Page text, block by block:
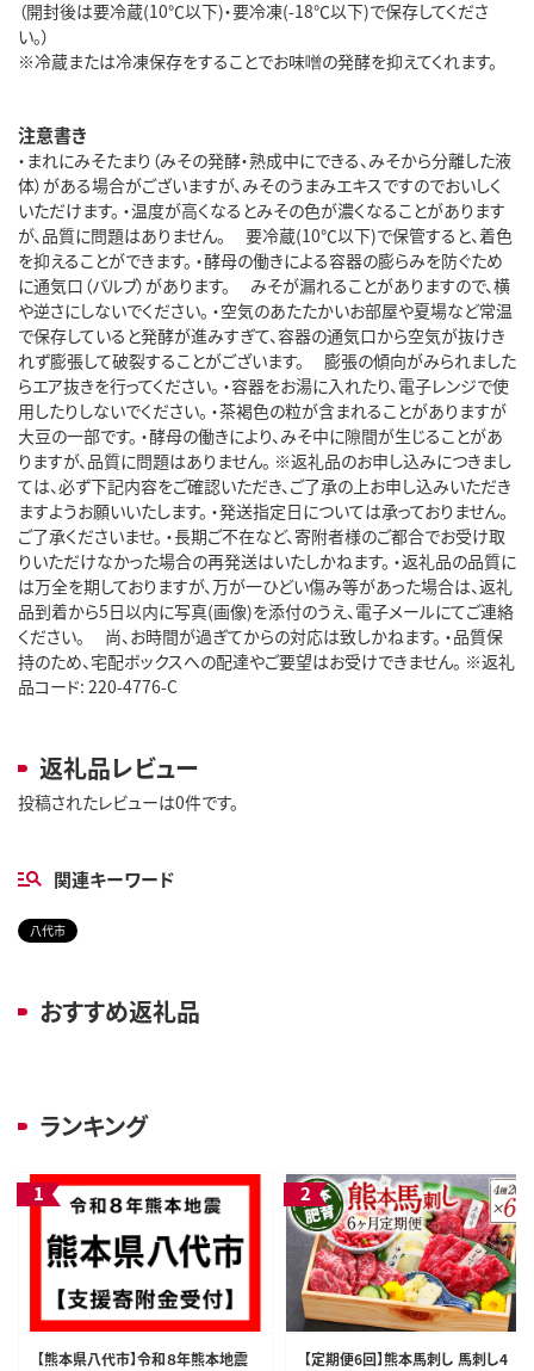
（開封後は要冷蔵(10℃以下)・要冷凍(-18℃以下)で保存してくださ
い。）
※冷蔵または冷凍保存をすることでお味噌の発酵を抑えてくれます。
注意書き
・まれにみそたまり（みその発酵・熟成中にできる、みそから分離した液
体）がある場合がございますが、みそのうまみエキスですのでおいしく
いただけます。 ・温度が高くなるとみその色が濃くなることがあります
が、品質に問題はありません。 要冷蔵(10℃以下)で保管すると、着色
を抑えることができます。 ・酵母の働きによる容器の膨らみを防ぐため
に通気口（バルブ）があります。 みそが漏れることがありますので、横
や逆さにしないでください。 ・空気のあたたかいお部屋や夏場など常温
で保存していると発酵が進みすぎて、容器の通気口から空気が抜けき
れず膨張して破裂することがございます。 膨張の傾向がみられました
らエア抜きを行ってください。 ・容器をお湯に入れたり、電子レンジで使
用したりしないでください。 ・茶褐色の粒が含まれることがありますが
大豆の一部です。 ・酵母の働きにより、みそ中に隙間が生じることがあ
りますが、品質に問題はありません。 ※返礼品のお申し込みにつきまし
ては、必ず下記内容をご確認いただき、ご了承の上お申し込みいただき
ますようお願いいたします。 ・発送指定日については承っておりません。
ご了承くださいませ。 ・長期ご不在など、寄附者様のご都合でお受け取
りいただけなかった場合の再発送はいたしかねます。 ・返礼品の品質に
は万全を期しておりますが、万が一ひどい傷み等があった場合は、返礼
品到着から5日以内に写真(画像)を添付のうえ、電子メールにてご連絡
ください。 尚、お時間が過ぎてからの対応は致しかねます。 ・品質保
持のため、宅配ボックスへの配達やご要望はお受けできません。 ※返礼
品コード: 220-4776-C
返礼品レビュー
投稿されたレビューは0件です。
関連キーワード
八代市
おすすめ返礼品
ランキング
【熊本県八代市】令和８年熊本地震
【定期便6回】熊本馬刺し 馬刺し4